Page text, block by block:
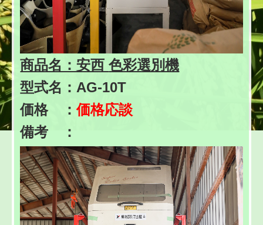
商品名：安西色彩選別機
型式名： AG-10T
価格 ：価格応談
備考 ：